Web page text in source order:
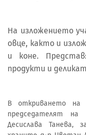
На изложението
овце, както и
и коне.
продукти и
В откриването на
председателят
Десислава Танева,